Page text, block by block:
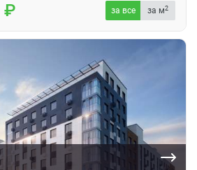
за все за м2